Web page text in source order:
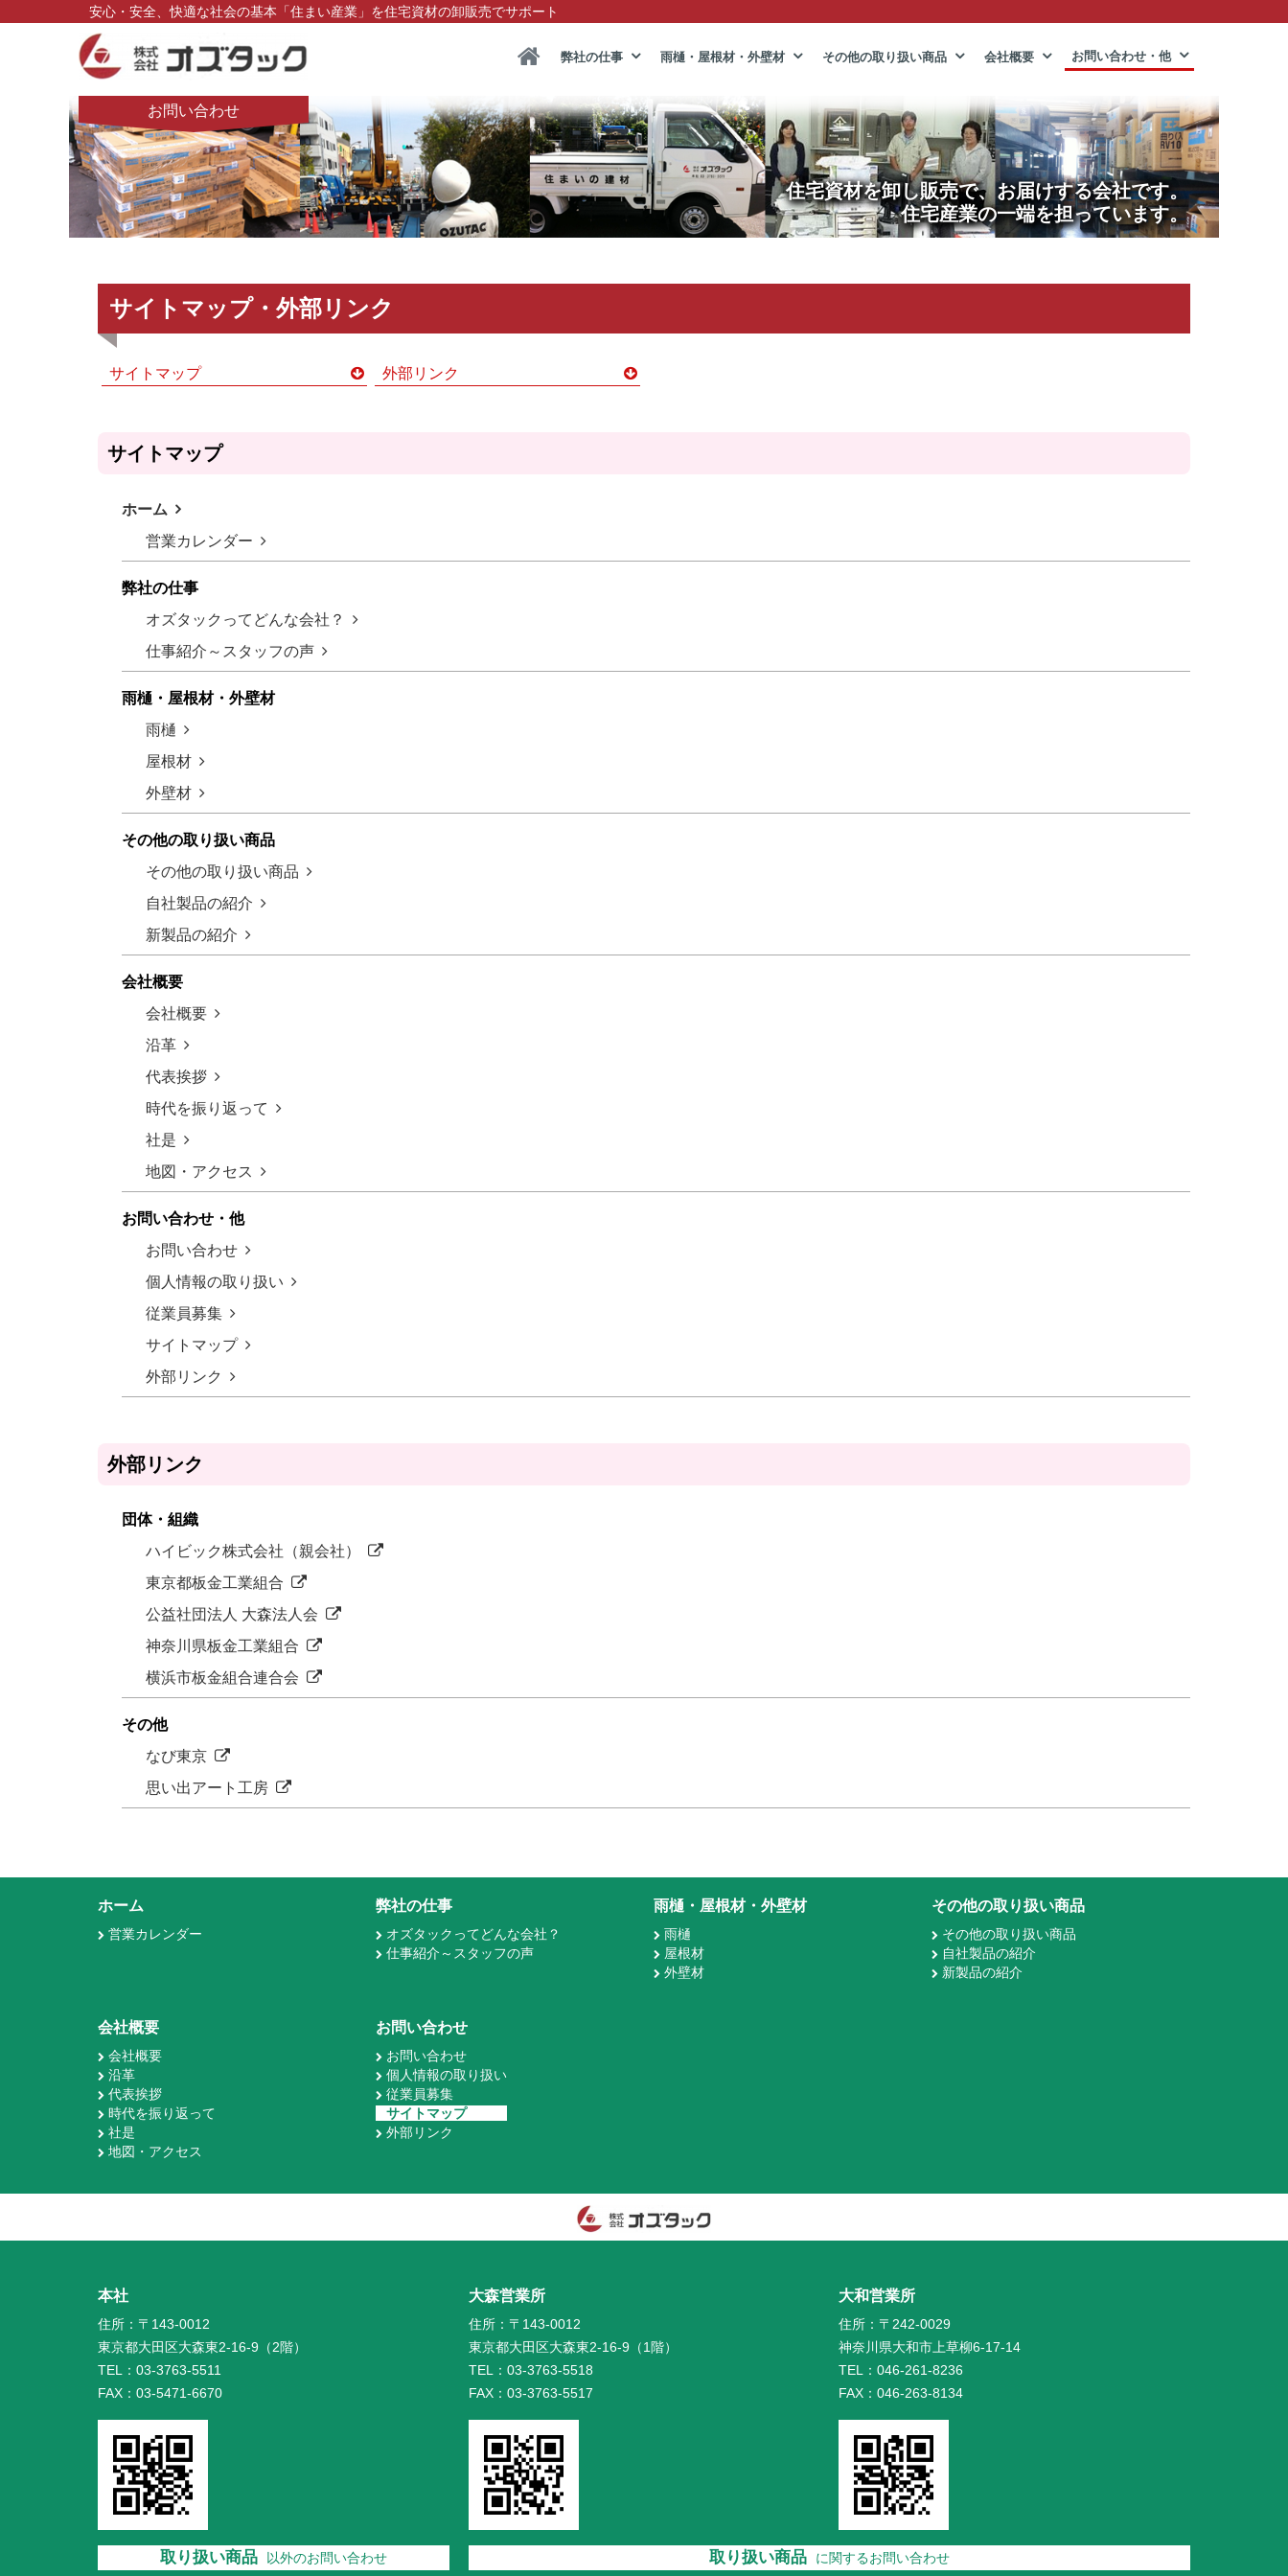
安心・安全、快適な社会の基本「住まい産業」を住宅資材の卸販売でサポート
弊社の仕事 雨樋・屋根材・外壁材 その他の取り扱い商品 会社概要 お問い合わせ・他
お問い合わせ
住宅資材を卸し販売で、お届けする会社です。
住宅産業の一端を担っています。
サイトマップ・外部リンク
サイトマップ 外部リンク
サイトマップ
ホーム
営業カレンダー
弊社の仕事
オズタックってどんな会社？
仕事紹介～スタッフの声
雨樋・屋根材・外壁材
雨樋
屋根材
外壁材
その他の取り扱い商品
その他の取り扱い商品
自社製品の紹介
新製品の紹介
会社概要
会社概要
沿革
代表挨拶
時代を振り返って
社是
地図・アクセス
お問い合わせ・他
お問い合わせ
個人情報の取り扱い
従業員募集
サイトマップ
外部リンク
外部リンク
団体・組織
ハイビック株式会社（親会社）
東京都板金工業組合
公益社団法人 大森法人会
神奈川県板金工業組合
横浜市板金組合連合会
その他
なび東京
思い出アート工房
ホーム
営業カレンダー
弊社の仕事
オズタックってどんな会社？
仕事紹介～スタッフの声
雨樋・屋根材・外壁材
雨樋
屋根材
外壁材
その他の取り扱い商品
その他の取り扱い商品
自社製品の紹介
新製品の紹介
会社概要
会社概要
沿革
代表挨拶
時代を振り返って
社是
地図・アクセス
お問い合わせ
お問い合わせ
個人情報の取り扱い
従業員募集
サイトマップ
外部リンク
本社
住所：〒143-0012
東京都大田区大森東2-16-9（2階）
TEL：03-3763-5511
FAX：03-5471-6670
取り扱い商品 以外のお問い合わせ
大森営業所
住所：〒143-0012
東京都大田区大森東2-16-9（1階）
TEL：03-3763-5518
FAX：03-3763-5517
大和営業所
住所：〒242-0029
神奈川県大和市上草柳6-17-14
TEL：046-261-8236
FAX：046-263-8134
取り扱い商品 に関するお問い合わせ